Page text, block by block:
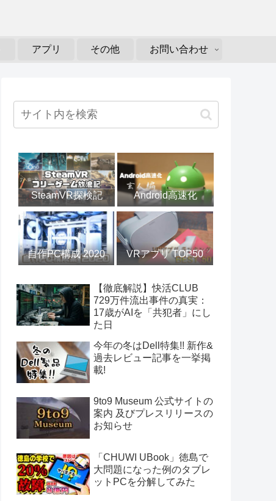
アプリ その他 お問い合わせ
SteamVR探検記 Android高速化
自作PC構成 2020 VRアプリ TOP50
【徹底解説】快活CLUB
729万件流出事件の真実：
17歳がAIを「共犯者」にし
た日
今年の冬はDell特集!! 新作&
過去レビュー記事を一挙掲
載!
9to9 Museum 公式サイトの
案内 及びプレスリリースの
お知らせ
「CHUWI UBook」徳島で
大問題になった例のタブレ
ットPCを分解してみた